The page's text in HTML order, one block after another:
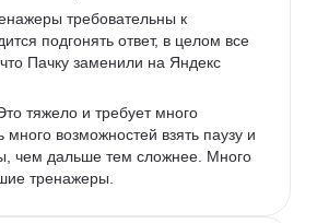
требовательны к
подгонять ответ, в целом все
Пачку заменили на Яндекс
тяжело и требует много
много возможностей взять паузу и
чем дальше тем сложнее. Много
тренажеры.